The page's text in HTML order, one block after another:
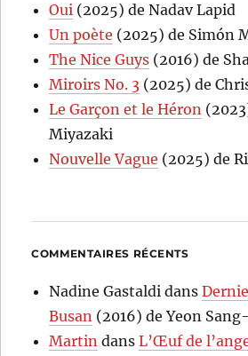
Oui (2025) de Nadav Lapid
Un poète (2025) de Simón
The Nice Guys (2016) de
Miroirs No. 3 (2025) de
Le Garçon et le Héron
Miyazaki
Nouvelle Vague (2025) de
COMMENTAIRES RÉCENTS
Nadine Gastaldi dans
Busan (2016) de Yeon
Martin dansL’Œuf de